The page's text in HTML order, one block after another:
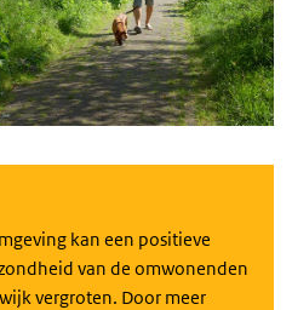
kan een positieve
van de omwonenden
vergroten. Door meer